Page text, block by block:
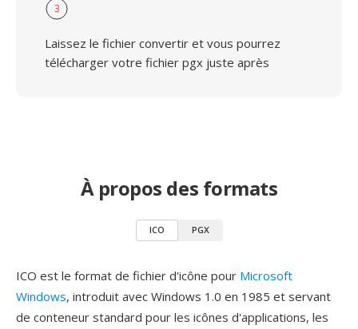
3
Laissez le fichier convertir et vous pourrez
télécharger votre fichier pgx juste après
À propos des formats
ICO PGX
ICO est le format de fichier d'icône pour Microsoft
Windows, introduit avec Windows 1.0 en 1985 et servant
de conteneur standard pour les icônes d'applications, les